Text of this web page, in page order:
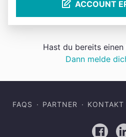
ACCOUNT
Hast du bereits
Dann melde
FAQS PARTNER KONTAKT